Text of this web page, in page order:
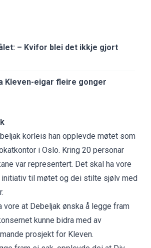
– Kvifor blei det ikkje gjort
Kleven-eigar fleire gonger
korleis han opplevde møtet som
i Oslo. Kring 20 personar
var representert. Det skal ha vore
initiativ til møtet og dei stilte sjølv med
vore at Debeljak ønska å legge fram
kunne bidra med av
prosjekt for Kleven.